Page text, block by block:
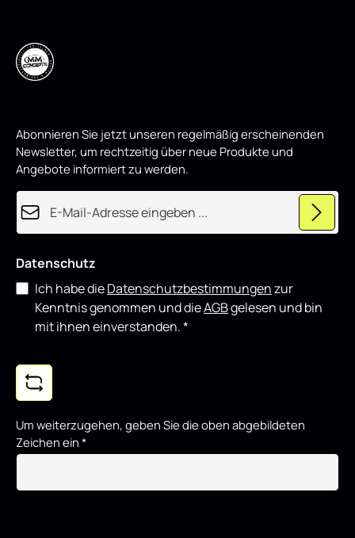
Abonnieren Sie jetzt unseren regelmäßig erscheinenden
Newsletter, um rechtzeitig über neue Produkte und
Angebote informiert zu werden.
E-Mail-Adresse*
Datenschutz
Ich habe dieDatenschutzbestimmungenzur
Kenntnis genommen und dieAGBgelesen und bin
mit ihnen einverstanden.*
Um weiterzugehen, geben Sie die oben abgebildeten
Zeichen ein *